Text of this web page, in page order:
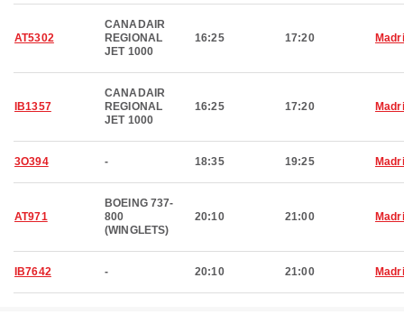
AT5302
CANADAIR
REGIONAL
JET 1000
16:25 17:20
IB1357
CANADAIR
REGIONAL
JET 1000
16:25 17:20
3O394 - 18:35 19:25
AT971
BOEING 737-
800
(WINGLETS)
20:10 21:00
IB7642 - 20:10 21:00